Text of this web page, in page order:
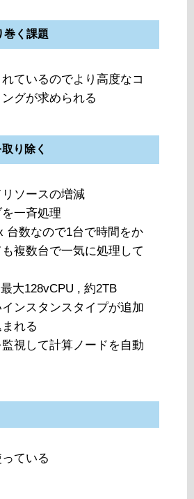
巻く課題
ているのでより高度なコ
グが求められる
り除く
ソースの増減
一斉処理
台数なので1台で時間をか
複数台で一気に処理して
大128vCPU , 約2TB
ンスタンスタイプが追加
れる
視して計算ノードを自動
ている